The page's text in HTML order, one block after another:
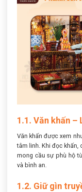
1.1. Văn khấn –
Văn khấn được xem
tâm linh. Khi đọc khấn,
mong cầu sự phù hộ
và bình an.
1.2. Giữ gìn